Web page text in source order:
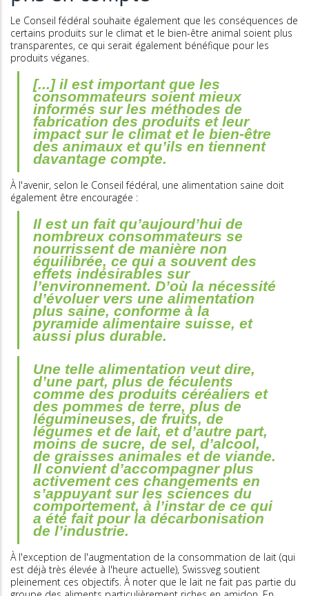
Le Conseil fédéral souhaite également que les conséquences de
certains produits sur le climat et le bien-être animal soient plus
transparentes, ce qui serait également bénéfique pour les
produits véganes.
[...] il est important que les
consommateurs soient mieux
informés sur les méthodes de
fabrication des produits et leur
impact sur le climat et le bien-être
des animaux et qu’ils en tiennent
davantage compte.
À l'avenir, selon le Conseil fédéral, une alimentation saine doit
également être encouragée :
Il est un fait qu’aujourd’hui de
nombreux consommateurs se
nourrissent de manière non
équilibrée, ce qui a souvent des
effets indésirables sur
l’environnement. D’où la nécessité
d’évoluer vers une alimentation
plus saine, conforme à la
pyramide alimentaire suisse, et
aussi plus durable.
Une telle alimentation veut dire,
d’une part, plus de féculents
comme des produits céréaliers et
des pommes de terre, plus de
légumineuses, de fruits, de
légumes et de lait, et d’autre part,
moins de sucre, de sel, d’alcool,
de graisses animales et de viande.
Il convient d’accompagner plus
activement ces changements en
s’appuyant sur les sciences du
comportement, à l’instar de ce qui
a été fait pour la décarbonisation
de l’industrie.
À l'exception de l'augmentation de la consommation de lait (qui
est déjà très élevée à l'heure actuelle), Swissveg soutient
pleinement ces objectifs. À noter que le lait ne fait pas partie du